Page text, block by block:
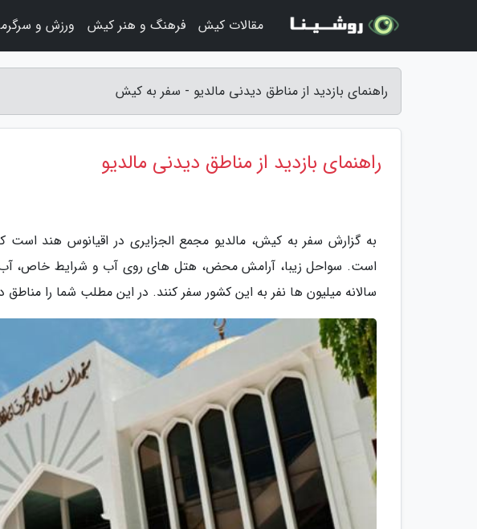
راهنمای بازدید از مناطق دیدنی مالدیو - سفر به کیش
راهنمای بازدید از مناطق دیدنی مالدیو
به گزارش سفر به کیش، مالدیو مجمع الجزایری در اقیانوس هند
است. سواحل زیبا، آرامش محض، هتل های روی آب و شرایط خاص،
سالانه میلیون ها نفر به این کشور سفر کنند. در این مطلب شما را مناطق
مقالات کیش فرهنگ و هنر کیش ورزش و